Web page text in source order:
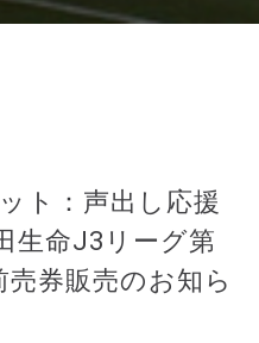
ト：声出し応援
生命J3リーグ第
売券販売のお知ら